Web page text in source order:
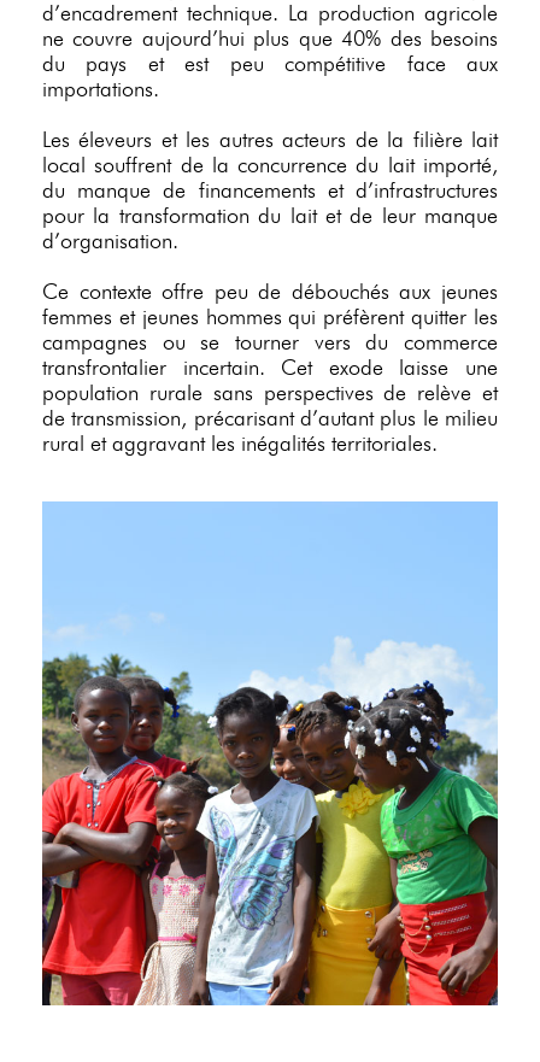
d’encadrement technique. La production agricole
ne couvre aujourd’hui plus que 40% des besoins
du pays et est peu compétitive face aux
importations.
Les éleveurs et les autres acteurs de la filière lait
local souffrent de la concurrence du lait importé,
du manque de financements et d’infrastructures
pour la transformation du lait et de leur manque
d’organisation.
Ce contexte offre peu de débouchés aux jeunes
femmes et jeunes hommes qui préfèrent quitter les
campagnes ou se tourner vers du commerce
transfrontalier incertain. Cet exode laisse une
population rurale sans perspectives de relève et
de transmission, précarisant d’autant plus le milieu
rural et aggravant les inégalités territoriales.